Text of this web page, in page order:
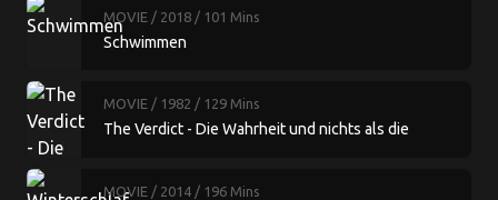
MOVIE / 2018 / 101 Mins
Schwimmen
MOVIE / 1982 / 129 Mins
The Verdict - Die Wahrheit und nichts als die
MOVIE / 2014 / 196 Mins